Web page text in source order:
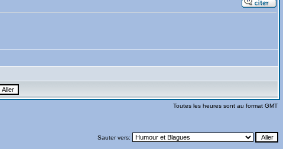
Toutes les heures sont au format GMT
Sauter vers: